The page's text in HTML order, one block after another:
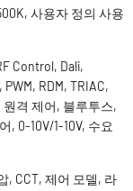
사용자 정의 사용
Control, Dali,
RDM, TRIAC,
원격 제어, 블루투스,
, 0-10V/1-10V, 수요
, CCT, 제어 모델, 라